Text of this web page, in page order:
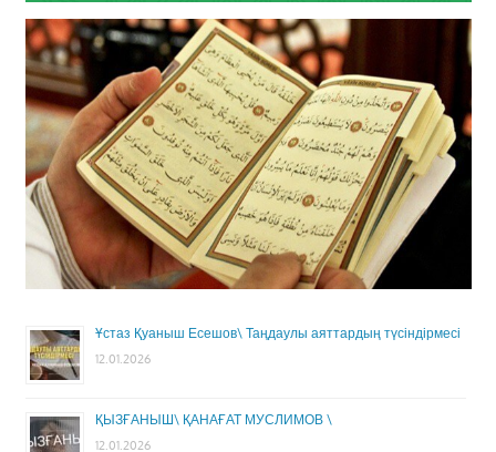
Ұстаз Қуаныш Есешов\ Таңдаулы аяттардың түсіндірмесі
12.01.2026
ҚЫЗҒАНЫШ\ ҚАНАҒАТ МУСЛИМОВ \
12.01.2026